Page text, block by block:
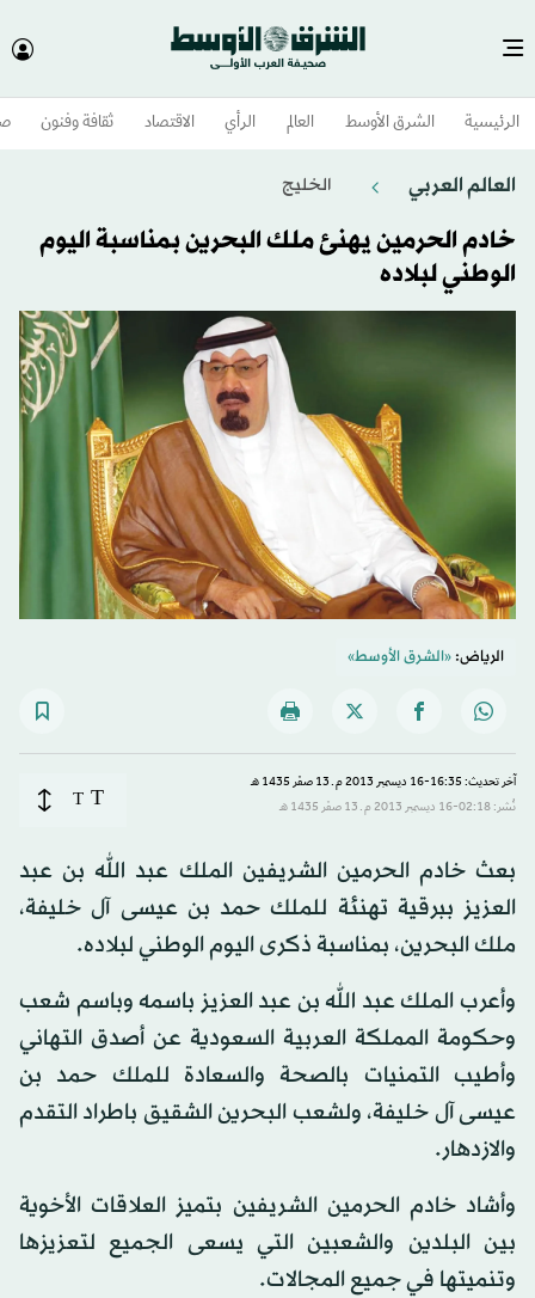
الرئيسية الشرق الأوسط​ العالم الرأي الاقتصاد ثقافة وفنون
العالم العربي الخليج
خادم الحرمين يهنئ ملك البحرين بمناسبة اليوم
الوطني لبلاده
الرياض:«الشرق الأوسط»
آخر تحديث: 16:35-16 ديسمبر 2013 م ـ 13 صفَر 1435 هـ
نُشر: 02:18-16 ديسمبر 2013 م ـ 13 صفَر 1435 هـ
T
T
بعث خادم الحرمين الشريفين الملك عبد الله بن عبد
العزيز ببرقية تهنئة للملك حمد بن عيسى آل خليفة،
ملك البحرين، بمناسبة ذكرى اليوم الوطني لبلاده.
وأعرب الملك عبد الله بن عبد العزيز باسمه وباسم شعب
وحكومة المملكة العربية السعودية عن أصدق التهاني
وأطيب التمنيات بالصحة والسعادة للملك حمد بن
عيسى آل خليفة، ولشعب البحرين الشقيق باطراد التقدم
والازدهار.
وأشاد خادم الحرمين الشريفين بتميز العلاقات الأخوية
بين البلدين والشعبين التي يسعى الجميع لتعزيزها
وتنميتها في جميع المجالات.